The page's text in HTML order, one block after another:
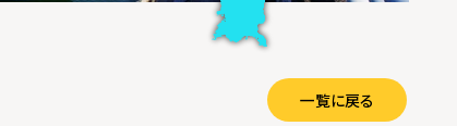
一覧に戻る